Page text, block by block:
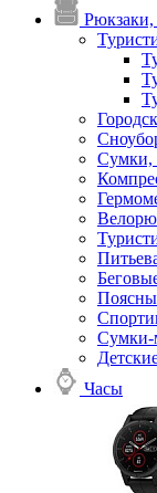
Рюкзаки,
Сумки,
Сумки-
Часы